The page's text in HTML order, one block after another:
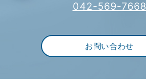
042-569-7668
お問い合わせ